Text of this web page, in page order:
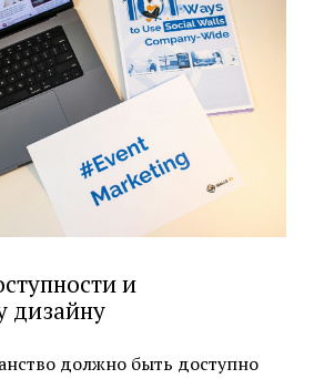
и
дизайну
должно быть доступно